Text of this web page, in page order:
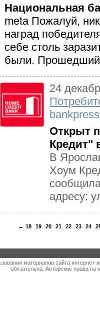
Национальная
meta Пожалуй,
наград
себе столь
были. Прошедший
24
Открыт
Кредит"
В
Хоум
адресу:
← 18 19 20 21 22 23 24
материалов сайта
обязательна. Авторские права